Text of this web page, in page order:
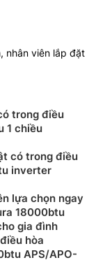
khu vực
độ tại đó,
trì ổn định.
sạch S-
nhân viên lắp đặt
trong điều
1 chiều
có trong điều
inverter
lựa chọn ngay
18000btu
gia đình
hòa
APS/APO-